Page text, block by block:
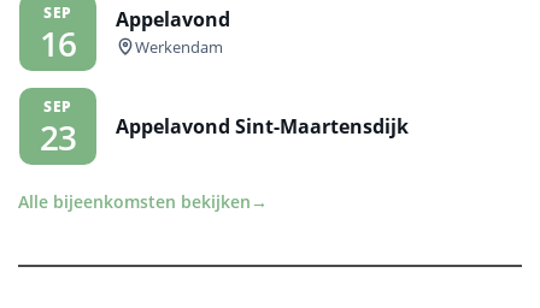
SEP
16
Appelavond
Werkendam
SEP
23 Appelavond Sint-Maartensdijk
Alle bijeenkomsten bekijken →